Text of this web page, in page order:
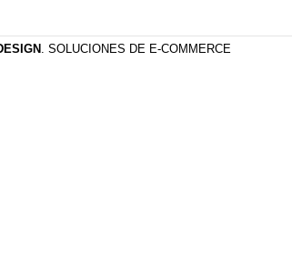
. SOLUCIONES DE E-COMMERCE